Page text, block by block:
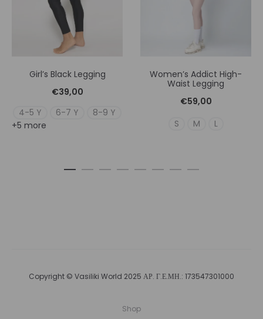
Girl’s Black Legging
€39,00
4-5 Y
6-7 Y
8-9 Y
+5 more
Women’s Addict High-
Waist Legging
€59,00
S
M L
Copyright © Vasiliki World 2025 ΑΡ. Γ.Ε.ΜΗ.: 173547301000
Shop